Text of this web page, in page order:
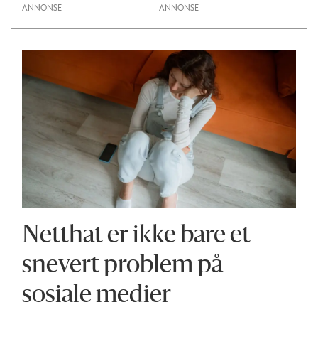
ANNONSE
Netthat er ikke bare et
snevert problem på
sosiale medier